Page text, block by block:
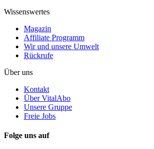
Wissenswertes
Magazin
Affiliate Programm
Wir und unsere Umwelt
Rückrufe
Über uns
Kontakt
Über VitalAbo
Unsere Gruppe
Freie Jobs
Folge uns auf